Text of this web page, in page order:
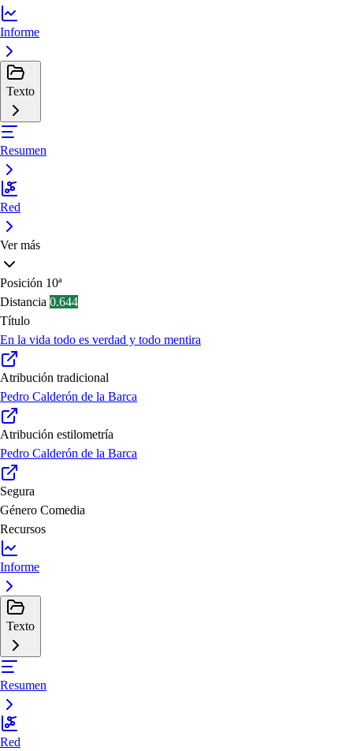
Informe
Texto
Resumen
Red
Ver más
Posición 10ª
Distancia 0.644
Título
En la vida todo es verdad y todo mentira
Atribución tradicional
Pedro Calderón de la Barca
Atribución estilometría
Pedro Calderón de la Barca
Segura
Género Comedia
Recursos
Informe
Texto
Resumen
Red